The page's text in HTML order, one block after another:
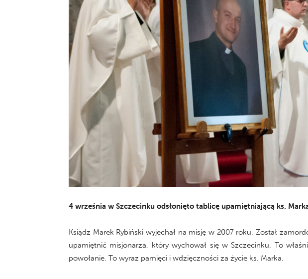
4 września w Szczecinku odsłonięto tablicę upamiętniającą ks.
Ksiądz Marek Rybiński wyjechał na misję w 2007 roku. Został
upamiętnić misjonarza, który wychował się w Szczecinku. To
powołanie. To wyraz pamięci i wdzięczności za życie ks. Marka.